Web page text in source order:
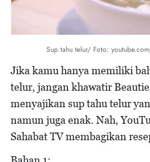
Sup tahu telur/ Foto:
Jika kamu hanya memiliki
telur, jangan khawatir
menyajikan sup tahu telur
namun juga enak. Nah,
Sahabat TV membagikan